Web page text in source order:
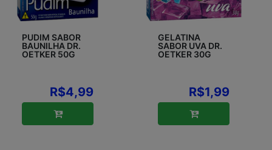
PUDIM SABOR
BAUNILHA DR.
OETKER 50G
R$4,99
GELATINA
SABOR UVA DR.
OETKER 30G
R$1,99